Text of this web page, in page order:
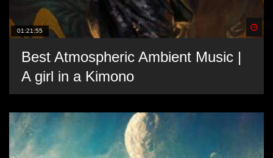
01:21:55
Best Atmospheric Ambient Music |
A girl in a Kimono